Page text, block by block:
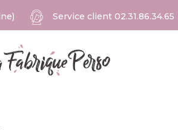
Service client 02.31.86.34.65